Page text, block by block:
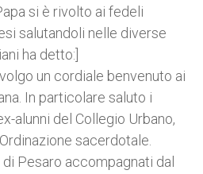
si è rivolto ai fedeli
salutandoli nelle diverse
ha detto:]
un cordiale benvenuto ai
In particolare saluto i
alunni del Collegio Urbano,
sacerdotale.
Pesaro accompagnati dal